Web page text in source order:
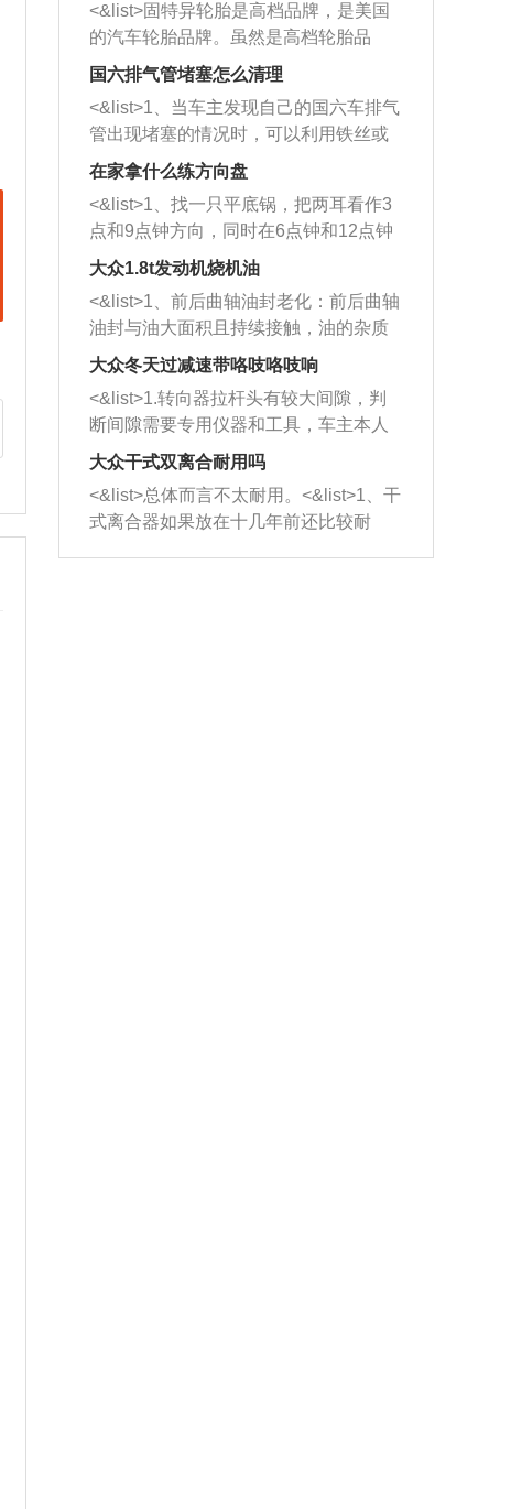
<&list>固特异轮胎是高档品牌，是美国
的汽车轮胎品牌。虽然是高档轮胎品
牌，但是中高低端的轮胎都有生产，这
也是为了更好的开拓市场。
国六排气管堵塞怎么清理
<&list>1、当车主发现自己的国六车排气
管出现堵塞的情况时，可以利用铁丝或
者是细棍，直接将杂物给取出来，如果
堵塞情况比较严重，也可以采取应急措
施。 <&list>2、直接利用木棍将所有的
杂物推到排气管里面的位置处，然后将
三元催化器拆解开，就可以将堵塞的东
西取出来。但如果是因为积碳过多引起
的堵塞，就需要将三元催化器泡在草酸
洗剂对堵塞的情况得到解决，将清洗剂
放在燃油箱中，与燃油混合后，车辆启
动时，就可以和汽油一起进入到燃烧
室，最后形成废气排出，就可以让三元
催化器得到清洗，排气管堵塞的情况就
能够得到解决。
在家拿什么练方向盘
<&list>1、找一只平底锅，把两耳看作3
点和9点钟方向，同时在6点钟和12点钟
方向做一个标记。 <&list>2、双手握住
一圈半的练习，往右同样也要打相同的
圈数。 <&list>3、最后强调要反复练
习，这样就可以形成肌肉记忆，在真实
驾驶车辆时，不需要记忆也能打好方
向。
大众1.8t发动机烧机油
<&list>1、前后曲轴油封老化：前后曲轴
油封与油大面积且持续接触，油的杂质
和发动机内持续温度变化使其密封效果
逐渐减弱，导致渗油或漏油。<&list>2、
活塞间隙过大：积碳会使活塞环与缸体
的间隙扩大，导致机油流入燃烧室中，
造成烧机油。<&list>3、机油粘度。使用
机油粘度过小的话，同样会有烧机油现
象，机油粘度过小具有很好的流动性，
大众冬天过减速带咯吱咯吱响
<&list>1.转向器拉杆头有较大间隙，判
断间隙需要专用仪器和工具，车主本人
无法制作，需要将车辆送到修理厂或4s
店；<&list>2.车辆半轴套管防尘罩破
裂，破裂后会出现漏油现象，使半轴磨
损严重，磨损的半轴容易损坏，产生异
响；<&list>3.稳定器的转向胶套和球头
大众干式双离合耐用吗
<&list>总体而言不太耐用。<&list>1、干
式离合器如果放在十几年前还比较耐